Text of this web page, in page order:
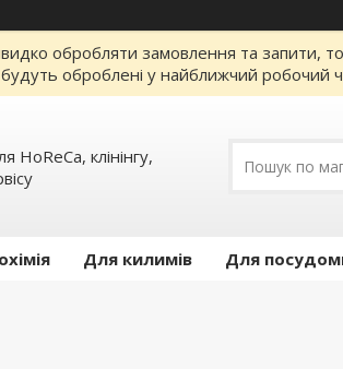
обробляти замовлення та запити,
оброблені у найближчий робочий
HoReCa, клінінгу,
Для килимів Для